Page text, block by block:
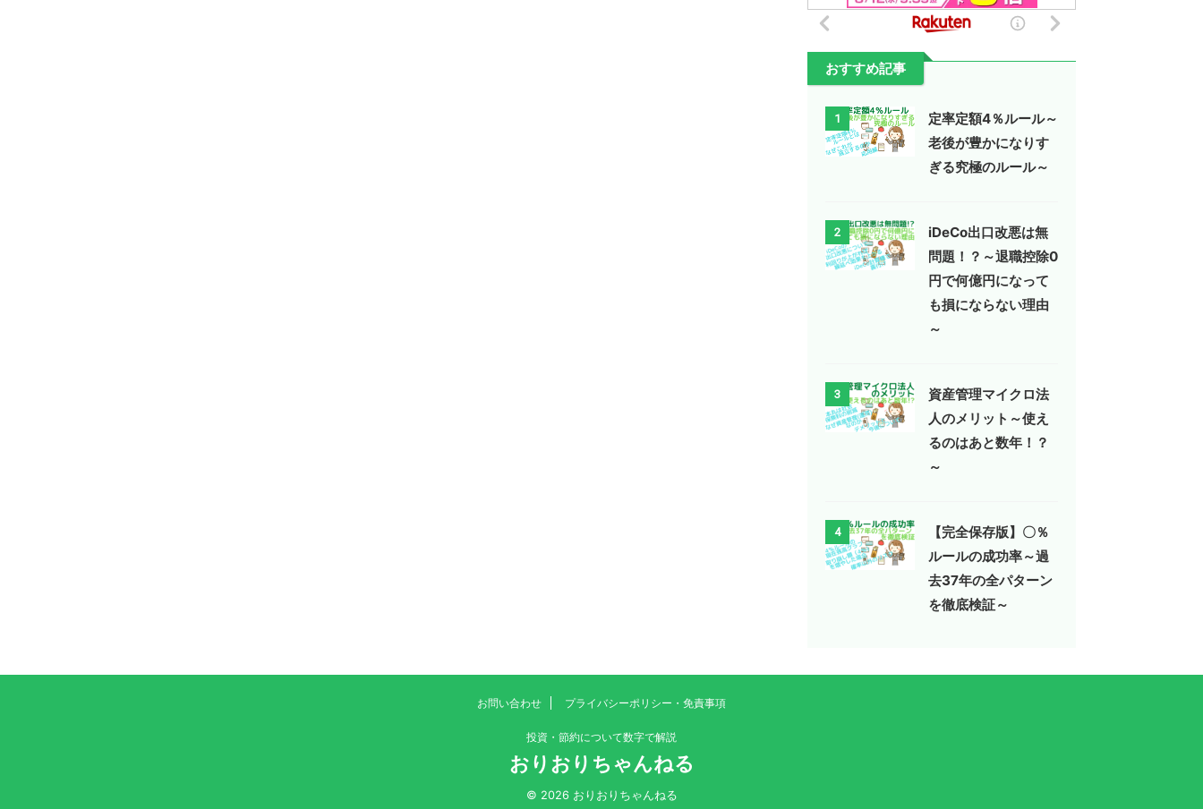
おすすめ記事
1
定率定額4％ルール～
老後が豊かになりす
ぎる究極のルール～
2
iDeCo出口改悪は無
問題！？～退職控除0
円で何億円になって
も損にならない理由
～
3
資産管理マイクロ法
人のメリット～使え
るのはあと数年！？
～
4
【完全保存版】〇％
ルールの成功率～過
去37年の全パターン
を徹底検証～
お問い合わせ プライバシーポリシー・免責事項
投資・節約について数字で解説
おりおりちゃんねる
© 2026 おりおりちゃんねる